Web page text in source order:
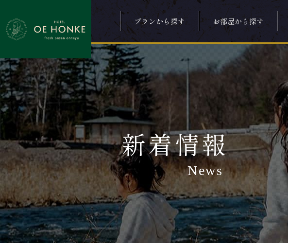
プランから探す お部屋から探す
新着情報
News